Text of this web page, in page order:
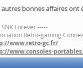
autres bonnes affaires ont
SNK Forever -----
Retro-gaming
www.retro-gc.fr/
www.consoles-